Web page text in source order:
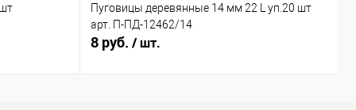
Пуговицы деревянные 14 мм 22 L уп.20 шт
арт. П-ПД-12462/14
8 руб. / шт.